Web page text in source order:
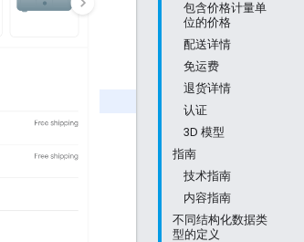
包含价格计量单
位的价格
配送详情
免运费
退货详情
认证
3D 模型
指南
技术指南
内容指南
不同结构化数据类
型的定义